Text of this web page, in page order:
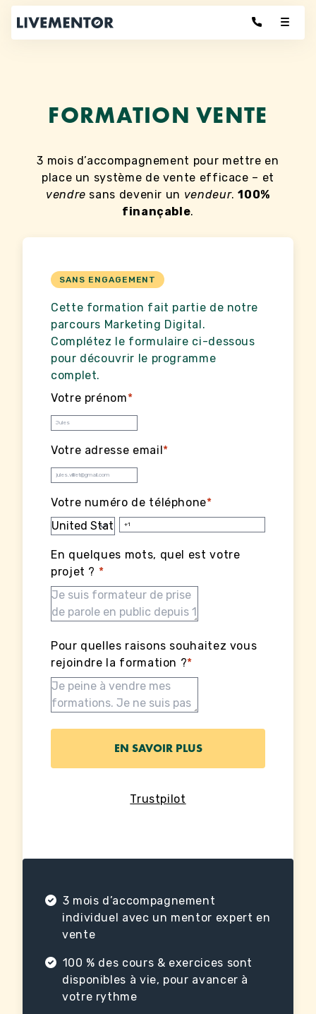
Aller
contenu
FORMATION VENTE
3 mois d’accompagnement pour mettre en
place un système de vente efficace – et
vendre sans devenir un vendeur.100%
finançable.
3 mois d’accompagnement
individuel avec un mentor expert en
vente
100 % des cours & exercices sont
disponibles à vie, pour avancer à
votre rythme
SANS ENGAGEMENT
Cette formation fait partie de notre
parcours Marketing Digital.
Complétez le formulaire ci-dessous
pour découvrir le programme
complet.
Votre prénom*
Votre adresse email*
Votre numéro de téléphone*
En quelques mots, quel est votre
projet ? *
Pour quelles raisons souhaitez vous
rejoindre la formation ?*
Trustpilot